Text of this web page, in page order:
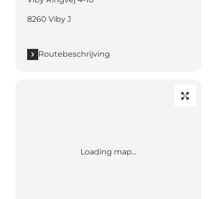
8260 Viby J
Routebeschrijving
Loading map...